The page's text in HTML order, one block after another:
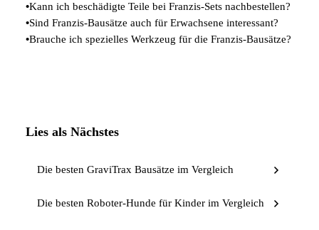
•Kann ich beschädigte Teile bei Franzis-Sets nachbestellen?
•Sind Franzis-Bausätze auch für Erwachsene interessant?
•Brauche ich spezielles Werkzeug für die Franzis-Bausätze?
Lies als Nächstes
Die besten GraviTrax Bausätze im Vergleich
Die besten Roboter-Hunde für Kinder im Vergleich